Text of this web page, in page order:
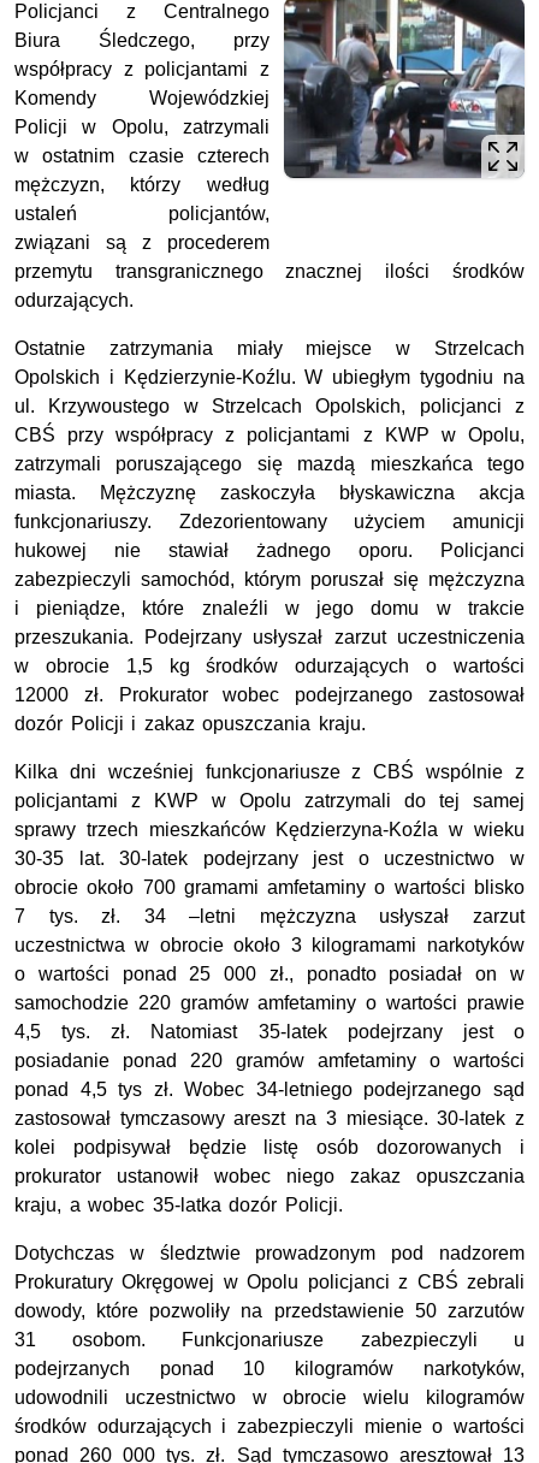
Policjanci z Centralnego
Biura Śledczego, przy
współpracy z policjantami z
Komendy Wojewódzkiej
Policji w Opolu, zatrzymali
w ostatnim czasie czterech
mężczyzn, którzy według
ustaleń policjantów,
związani są z procederem
przemytu transgranicznego znacznej ilości środków
odurzających.
Ostatnie zatrzymania miały miejsce w Strzelcach
Opolskich i Kędzierzynie-Koźlu. W ubiegłym tygodniu na
ul. Krzywoustego w Strzelcach Opolskich, policjanci z
CBŚ przy współpracy z policjantami z KWP w Opolu,
zatrzymali poruszającego się mazdą mieszkańca tego
miasta. Mężczyznę zaskoczyła błyskawiczna akcja
funkcjonariuszy. Zdezorientowany użyciem amunicji
hukowej nie stawiał żadnego oporu. Policjanci
zabezpieczyli samochód, którym poruszał się mężczyzna
i pieniądze, które znaleźli w jego domu w trakcie
przeszukania. Podejrzany usłyszał zarzut uczestniczenia
w obrocie 1,5 kg środków odurzających o wartości
12000 zł. Prokurator wobec podejrzanego zastosował
dozór Policji i zakaz opuszczania kraju.
Kilka dni wcześniej funkcjonariusze z CBŚ wspólnie z
policjantami z KWP w Opolu zatrzymali do tej samej
sprawy trzech mieszkańców Kędzierzyna-Koźla w wieku
30-35 lat. 30-latek podejrzany jest o uczestnictwo w
obrocie około 700 gramami amfetaminy o wartości blisko
7 tys. zł. 34 –letni mężczyzna usłyszał zarzut
uczestnictwa w obrocie około 3 kilogramami narkotyków
o wartości ponad 25 000 zł., ponadto posiadał on w
samochodzie 220 gramów amfetaminy o wartości prawie
4,5 tys. zł. Natomiast 35-latek podejrzany jest o
posiadanie ponad 220 gramów amfetaminy o wartości
ponad 4,5 tys zł. Wobec 34-letniego podejrzanego sąd
zastosował tymczasowy areszt na 3 miesiące. 30-latek z
kolei podpisywał będzie listę osób dozorowanych i
prokurator ustanowił wobec niego zakaz opuszczania
kraju, a wobec 35-latka dozór Policji.
Dotychczas w śledztwie prowadzonym pod nadzorem
Prokuratury Okręgowej w Opolu policjanci z CBŚ zebrali
dowody, które pozwoliły na przedstawienie 50 zarzutów
31 osobom. Funkcjonariusze zabezpieczyli u
podejrzanych ponad 10 kilogramów narkotyków,
udowodnili uczestnictwo w obrocie wielu kilogramów
środków odurzających i zabezpieczyli mienie o wartości
ponad 260 000 tys. zł. Sąd tymczasowo aresztował 13